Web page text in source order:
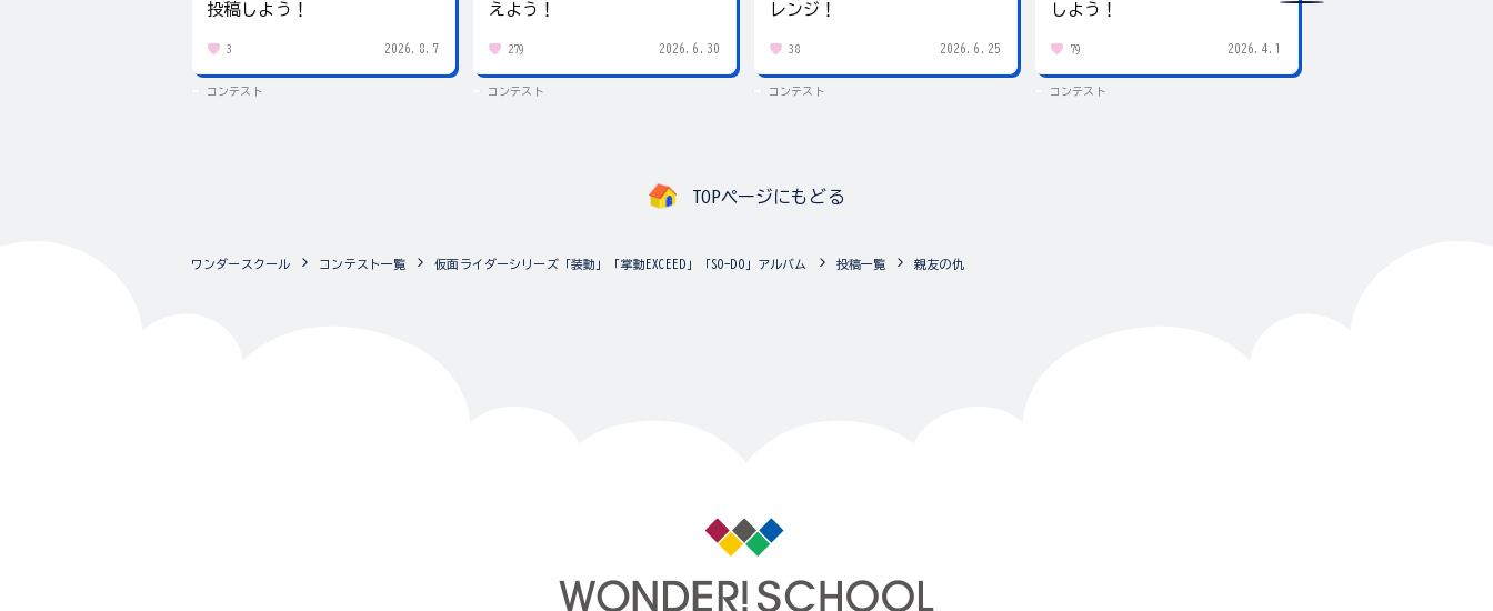
投稿しよう！
3 2026.8.7
コンテスト
えよう！
279 2026.6.30
コンテスト
レンジ！
38 2026.6.25
コンテスト
しよう！
79 2026.4.1
コンテスト
TOPページにもどる
ワンダースクール コンテスト一覧 仮面ライダーシリーズ「装動」「掌動EXCEED」「SO-DO」アルバム 投稿一覧 親友の仇